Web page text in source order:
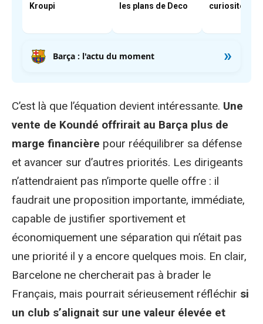
Kroupi
les plans de Deco
curiosité de
Barça : l'actu du moment »
C’est là que l’équation devient intéressante. Une
vente de Koundé offrirait au Barça plus de
marge financière pour rééquilibrer sa défense
et avancer sur d’autres priorités. Les dirigeants
n’attendraient pas n’importe quelle offre : il
faudrait une proposition importante, immédiate,
capable de justifier sportivement et
économiquement une séparation qui n’était pas
une priorité il y a encore quelques mois. En clair,
Barcelone ne chercherait pas à brader le
Français, mais pourrait sérieusement réfléchir si
un club s’alignait sur une valeur élevée et